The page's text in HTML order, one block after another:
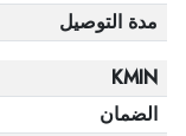
مدة التوصيل
KMIN
الضمان